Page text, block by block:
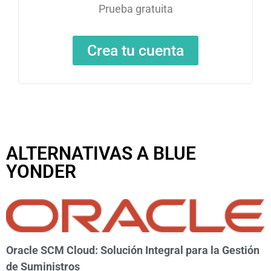
Prueba gratuita
Crea tu cuenta
ALTERNATIVAS A BLUE
YONDER
Oracle SCM Cloud: Solución Integral para la Gestión
de Suministros